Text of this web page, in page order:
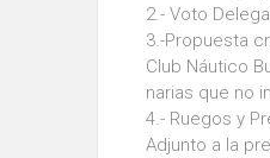
2.- Voto
3.-Propuesta
Club Náutico
narias que no
4.- Ruegos y
Adjunto a la